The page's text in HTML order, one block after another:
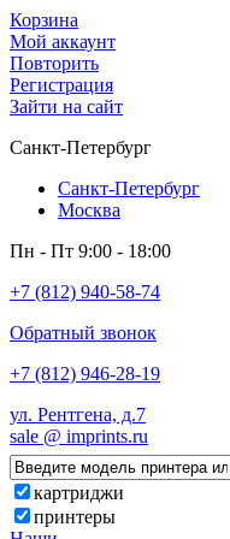
Корзина
Мой аккаунт
Повторить
Регистрация
Зайти на сайт
Санкт-Петербург
Санкт-Петербург
Москва
Пн - Пт 9:00 - 18:00
+7 (812) 940-58-74
Обратный звонок
+7 (812) 946-28-19
ул. Рентгена, д.7
sale @ imprints.ru
картриджи
принтеры